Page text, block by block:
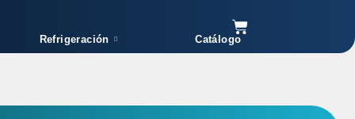
Cart
Refrigeración Catálogo